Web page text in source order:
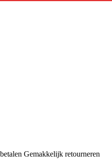
Gemakkelijk retourneren